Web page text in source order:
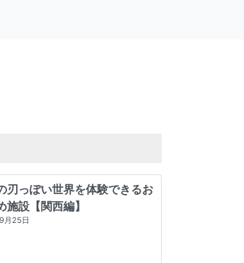
刃っぽい世界を体験できるお
施設【関西編】
月25日